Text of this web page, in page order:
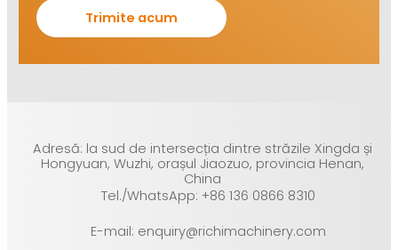
Adresă: la sud de intersecția dintre străzile Xingda și
Hongyuan, Wuzhi, orașul Jiaozuo, provincia Henan,
China
Tel./WhatsApp: +86 136 0866 8310
E-mail: enquiry@richimachinery.com